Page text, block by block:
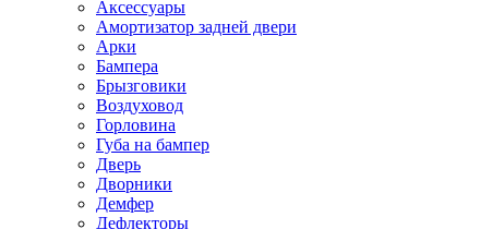
Аксессуары
Амортизатор задней двери
Арки
Бампера
Брызговики
Воздуховод
Горловина
Губа на бампер
Дверь
Дворники
Демфер
Дефлекторы